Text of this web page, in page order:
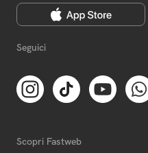
Seguici
Scopri Fastweb